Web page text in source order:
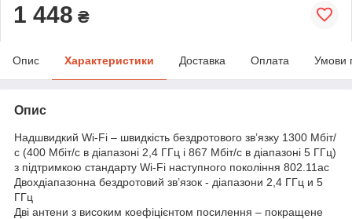
1 448 ₴
Опис Характеристики Доставка Оплата Умови
Опис
Надшвидкий Wi-Fi – швидкість бездротового зв’язку 1300 Мбіт/
с (400 Мбіт/с в діапазоні 2,4 ГГц і 867 Мбіт/с в діапазоні 5 ГГц)
з підтримкою стандарту Wi-Fi наступного покоління 802.11ac
Двохдіапазонна бездротовий зв’язок - діапазони 2,4 ГГц и 5
ГГц
Дві антени з високим коефіцієнтом посилення – покращене